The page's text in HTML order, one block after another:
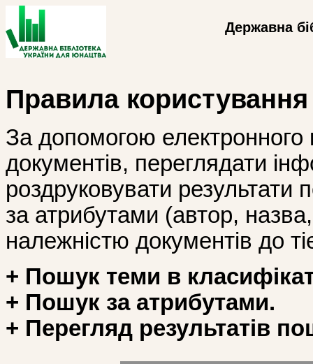
Державна
Правила
За допомогою
документів, переглядати
роздруковувати
за атрибутами (автор, назва,
належністю документів до
+ Пошук теми в
+ Пошук за атрибутами.
+ Перегляд результатів